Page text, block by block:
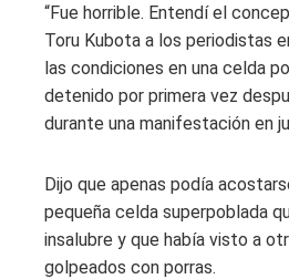
“Fue horrible. Entendí el
Toru Kubota a los periodistas
las condiciones en una celda
detenido por primera vez
durante una manifestación en
Dijo que apenas podía
pequeña celda superpoblada
insalubre y que había visto a
golpeados con porras.